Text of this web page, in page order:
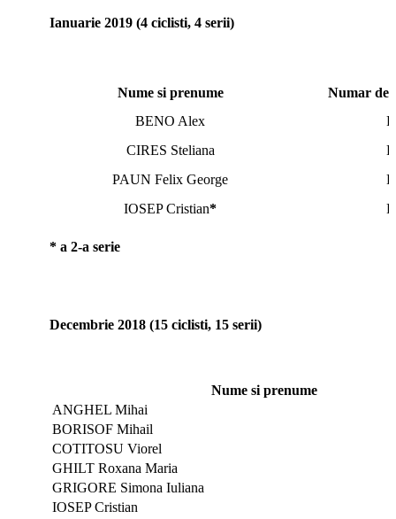
Ianuarie 2019 (4 ciclisti, 4 serii)
Nume si prenume
Numar de
BENO Alex
CIRES Steliana
PAUN Felix George
IOSEP Cristian*
* a 2-a serie
Decembrie 2018 (15 ciclisti, 15 serii)
Nume si prenume
ANGHEL Mihai
BORISOF Mihail
COTITOSU Viorel
GHILT Roxana Maria
GRIGORE Simona Iuliana
IOSEP Cristian